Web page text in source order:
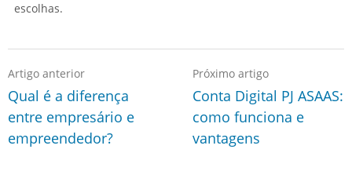
escolhas.
Artigo anterior
Qual é a diferença
entre empresário e
empreendedor?
Próximo artigo
Conta Digital PJ ASAAS:
como funciona e
vantagens